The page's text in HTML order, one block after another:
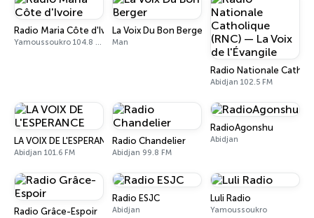
Radio Maria Côte d'Ivoire
Yamoussoukro 104.8 FM
La Voix Du Bon Berger
Man
Radio Nationale
Abidjan 102.5 FM
LA VOIX DE L'ESPERANCE
Abidjan 101.6 FM
Radio Chandelier
Abidjan 99.8 FM
RadioAgonshu
Abidjan
Radio Grâce-Espoir
Radio ESJC
Abidjan
Luli Radio
Yamoussoukro